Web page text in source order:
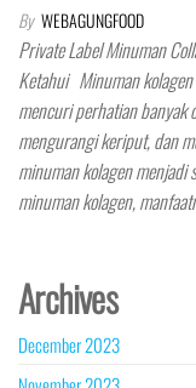
By WEBAGUNGFOOD
Private Label Minuman
Ketahui Minuman
mencuri perhatian banyak
mengurangi keriput, dan
minuman kolagen menjadi
minuman kolagen,
Archives
December 2023